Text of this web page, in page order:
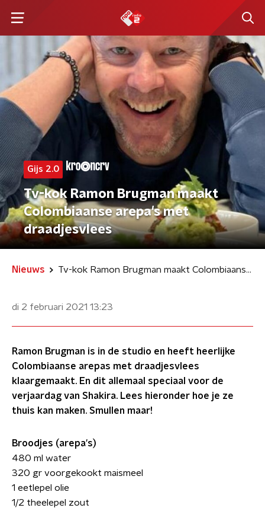
Gijs 2.0
Tv-kok Ramon Brugman maakt
Colombiaanse arepa's met
draadjesvlees
Nieuws Tv-kok Ramon Brugman maakt Colombiaanse arepa's met draadjesvlees
di 2 februari 2021 13:23
Ramon Brugman is in de studio en heeft heerlijke
Colombiaanse arepas met draadjesvlees
klaargemaakt. En dit allemaal speciaal voor de
verjaardag van Shakira. Lees hieronder hoe je ze
thuis kan maken. Smullen maar!
Broodjes (arepa's)
480 ml water
320 gr voorgekookt maismeel
1 eetlepel olie
1/2 theelepel zout